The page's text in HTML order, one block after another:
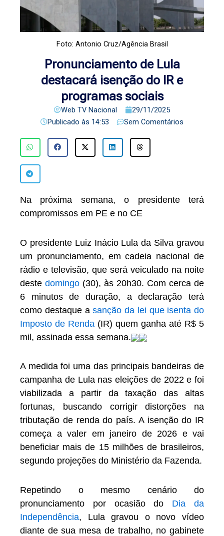
Foto: Antonio Cruz/Agência Brasil
Pronunciamento de Lula
destacará isenção do IR e
programas sociais
Web TV Nacional
29/11/2025
Publicado às 14:53 Sem Comentários
Na próxima semana, o presidente terá
compromissos em PE e no CE
O presidente Luiz Inácio Lula da Silva gravou
um pronunciamento, em cadeia nacional de
rádio e televisão, que será veiculado na noite
deste domingo (30), às 20h30. Com cerca de
6 minutos de duração, a declaração terá
como destaque asanção da lei que isenta do
Imposto de Renda (IR) quem ganha até R$ 5
mil, assinada essa semana.
A medida foi uma das principais bandeiras de
campanha de Lula nas eleições de 2022 e foi
viabilizada a partir da taxação das altas
fortunas, buscando corrigir distorções na
tributação de renda do país. A isenção do IR
começa a valer em janeiro de 2026 e vai
beneficiar mais de 15 milhões de brasileiros,
segundo projeções do Ministério da Fazenda.
Repetindo o mesmo cenário do
pronunciamento por ocasião do Dia da
Independência, Lula gravou o novo vídeo
diante de sua mesa de trabalho, no gabinete